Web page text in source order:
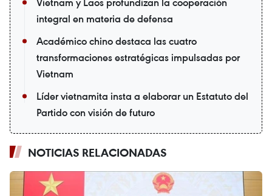
Vietnam y Laos profundizan la cooperación
integral en materia de defensa
Académico chino destaca las cuatro
transformaciones estratégicas impulsadas por
Vietnam
Líder vietnamita insta a elaborar un Estatuto del
Partido con visión de futuro
NOTICIAS RELACIONADAS